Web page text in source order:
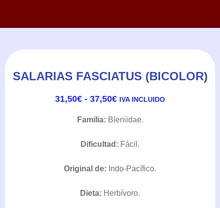
SALARIAS FASCIATUS (BICOLOR)
31,50€ - 37,50€DE
DESDE
HASTA
IVA INCLUIDO
Familia: Bleniidae.
Dificultad: Fácil.
Original de: Indo-Pacífico.
Dieta: Herbívoro.